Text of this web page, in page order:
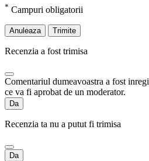
* Campuri obligatorii
Anuleaza Trimite
Recenzia a fost trimisa
Comentariul dumeavoastra a fost
ce va fi aprobat de un moderator.
Da
Recenzia ta nu a putut fi trimisa
Da